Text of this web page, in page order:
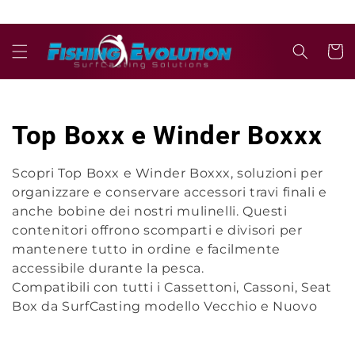
C
o
l
l
e
z
Top Boxx e Winder Boxxx
Scopri Top Boxx e Winder Boxxx, soluzioni per
organizzare e conservare accessori travi finali e
anche bobine dei nostri mulinelli. Questi
contenitori offrono scomparti e divisori per
mantenere tutto in ordine e facilmente
accessibile durante la pesca.
Compatibili con tutti i Cassettoni, Cassoni, Seat
Box da SurfCasting modello Vecchio e Nuovo